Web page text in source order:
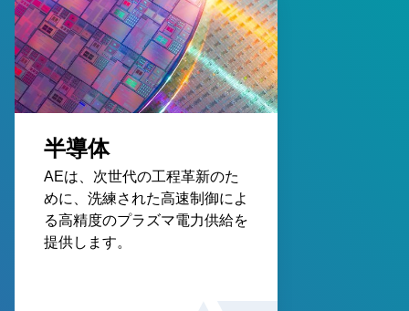
半導体
AEは、次世代の工程革新のた
めに、洗練された高速制御によ
る高精度のプラズマ電力供給を
提供します。